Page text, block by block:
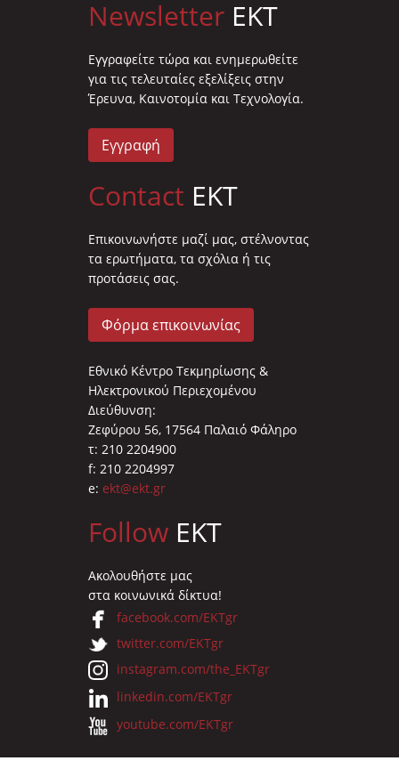
Newsletter EKT
Eγγραφείτε τώρα και ενημερωθείτε
για τις τελευταίες εξελίξεις στην
Έρευνα, Καινοτομία και Τεχνολογία.
Εγγραφή
Contact EKT
Επικοινωνήστε μαζί μας, στέλνοντας
τα ερωτήματα, τα σχόλια ή τις
προτάσεις σας.
Φόρμα επικοινωνίας
Εθνικό Κέντρο Τεκμηρίωσης &
Ηλεκτρονικού Περιεχομένου
Διεύθυνση:
Ζεφύρου 56, 17564 Παλαιό Φάληρο
τ: 210 2204900
f: 210 2204997
e: ekt@ekt.gr
Follow EKT
Ακολουθήστε μας
στα κοινωνικά δίκτυα!
facebook.com/EKTgr
twitter.com/EKTgr
instagram.com/the_EKTgr
linkedin.com/EKTgr
youtube.com/EKTgr